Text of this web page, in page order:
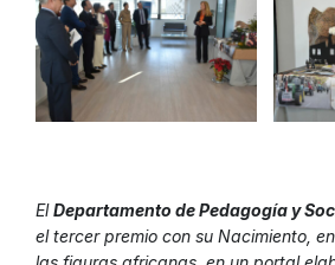
ElDepartamento de Pedagogía y
el tercer premio con su Nacimiento,